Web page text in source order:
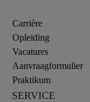
Carrière
Opleiding
Vacatures
Aanvraagformulier
Praktikum
SERVICE